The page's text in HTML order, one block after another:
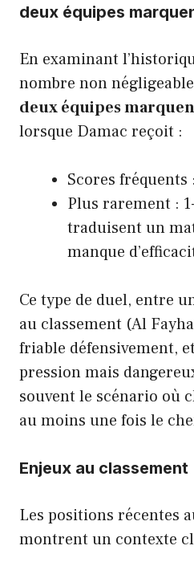
deux équipes
En examinant
nombre non
deux équipes
lorsque Damac reçoit :
Scores fréquents
Plus rarement :
traduisent un
manque
Ce type de duel, entre
au classement (Al
friable défensivement,
pression mais
souvent le scénario où
au moins une fois le
Enjeux au classement
Les positions récentes
montrent un contexte